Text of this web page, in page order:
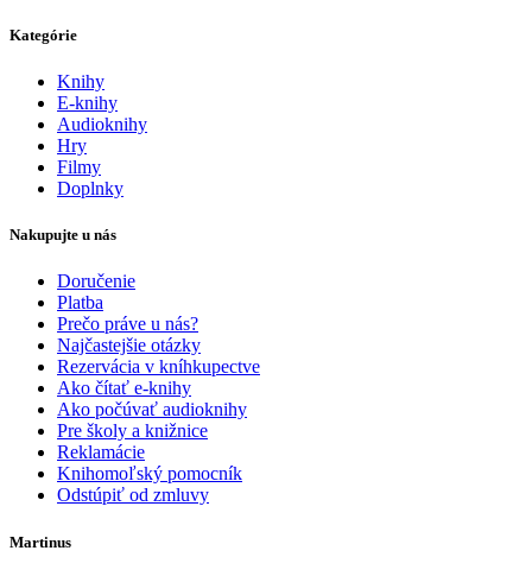
Kategórie
Knihy
E-knihy
Audioknihy
Hry
Filmy
Doplnky
Nakupujte u nás
Doručenie
Platba
Prečo práve u nás?
Najčastejšie otázky
Rezervácia v kníhkupectve
Ako čítať e-knihy
Ako počúvať audioknihy
Pre školy a knižnice
Reklamácie
Knihomoľský pomocník
Odstúpiť od zmluvy
Martinus